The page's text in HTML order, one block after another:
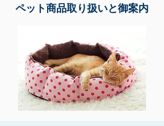
ペット商品取り扱いと御案内